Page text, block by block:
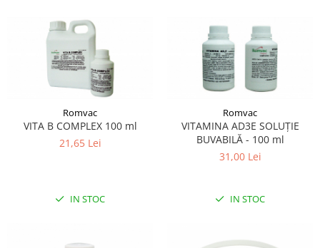
Romvac
VITA B COMPLEX 100 ml
21,65 Lei
IN STOC
Romvac
VITAMINA AD3E SOLUȚIE
BUVABILĂ - 100 ml
31,00 Lei
IN STOC